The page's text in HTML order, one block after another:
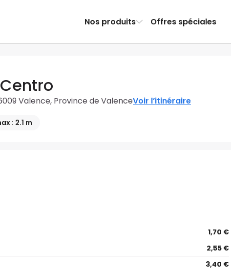
Nos produits Offres spéciales
Valence, Province de ValenceVoir l’itinéraire
: 2.1 m
1,70 €
2,55 €
3,40 €